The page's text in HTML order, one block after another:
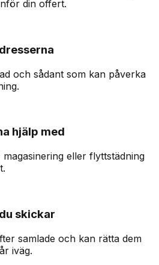
din offert.
och sådant som kan påverka
hjälp med
magasinering eller flyttstädning
skickar
samlade och kan rätta dem
iväg.